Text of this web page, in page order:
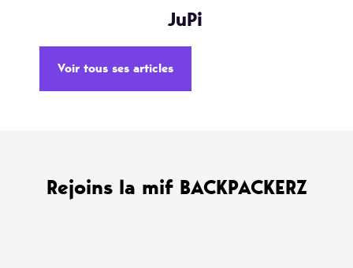
JuPi
Voir tous ses articles
Rejoins la mif BACKPACKERZ